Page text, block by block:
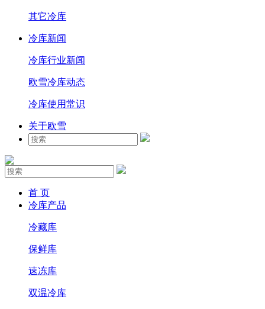
其它冷库
冷库新闻
冷库行业新闻
欧雪冷库动态
冷库使用常识
关于欧雪
首 页
冷库产品
冷藏库
保鲜库
速冻库
双温冷库